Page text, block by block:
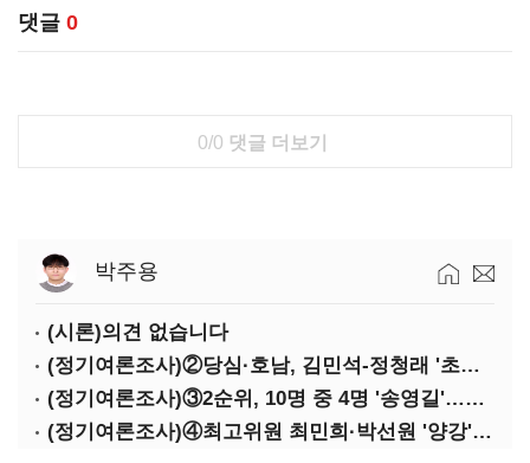
댓글 0
0/0 댓글 더보기
박주용
(시론)의견 없습니다
(정기여론조사)②당심·호남, 김민석-정청래 '초접전'
(정기여론조사)③2순위, 10명 중 4명 '송영길'…정청래 '한 자릿수'
(정기여론조사)④최고위원 최민희·박선원 '양강'…서미화·이성윤·임미애 뒤이어